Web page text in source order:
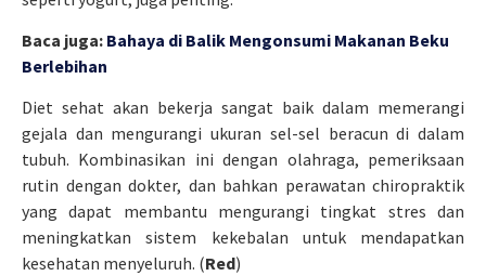
Baca juga: Bahaya di Balik Mengonsumi Makanan Beku
Berlebihan
Diet sehat akan bekerja sangat baik dalam memerangi
gejala dan mengurangi ukuran sel-sel beracun di dalam
tubuh. Kombinasikan ini dengan olahraga, pemeriksaan
rutin dengan dokter, dan bahkan perawatan chiropraktik
yang dapat membantu mengurangi tingkat stres dan
meningkatkan sistem kekebalan untuk mendapatkan
kesehatan menyeluruh. (Red)